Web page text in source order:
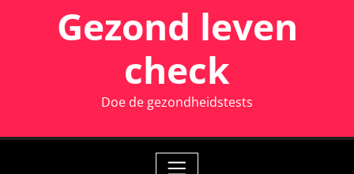
Gezond leven
check
Doe de gezondheidstests